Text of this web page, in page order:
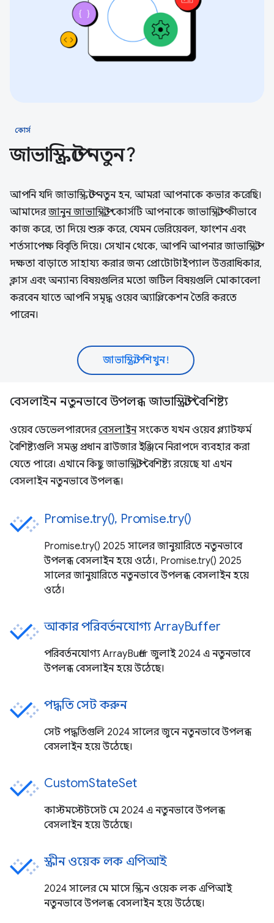
কোর্স
জাভাস্ক্রিপ্টে নতুন?
আপনি যদি জাভাস্ক্রিপ্টে নতুন হন, আমরা আপনাকে কভার করেছি।
আমাদেরজানুন জাভাস্ক্রিপ্টকোর্সটি আপনাকে জাভাস্ক্রিপ্ট কীভাবে
কাজ করে, তা দিয়ে শুরু করে, যেমন ভেরিয়েবল, ফাংশন এবং
শর্তসাপেক্ষ বিবৃতি দিয়ে। সেখান থেকে, আপনি আপনার জাভাস্ক্রিপ্ট
দক্ষতা বাড়াতে সাহায্য করার জন্য প্রোটোটাইপ্যাল ​​উত্তরাধিকার,
ক্লাস এবং অন্যান্য বিষয়গুলির মতো জটিল বিষয়গুলি মোকাবেলা
করবেন যাতে আপনি সমৃদ্ধ ওয়েব অ্যাপ্লিকেশন তৈরি করতে
পারেন।
জাভাস্ক্রিপ্ট শিখুন!
বেসলাইন নতুনভাবে উপলব্ধ জাভাস্ক্রিপ্ট বৈশিষ্ট্য
ওয়েব ডেভেলপারদেরবেসলাইনসংকেত যখন ওয়েব প্ল্যাটফর্ম
বৈশিষ্ট্যগুলি সমস্ত প্রধান ব্রাউজার ইঞ্জিনে নিরাপদে ব্যবহার করা
যেতে পারে। এখানে কিছু জাভাস্ক্রিপ্ট বৈশিষ্ট্য রয়েছে যা এখন
বেসলাইন নতুনভাবে উপলব্ধ।
Promise.try(), Promise.try()
Promise.try() 2025 সালের জানুয়ারিতে নতুনভাবে
উপলব্ধ বেসলাইন হয়ে ওঠে।, Promise.try() 2025
সালের জানুয়ারিতে নতুনভাবে উপলব্ধ বেসলাইন হয়ে
ওঠে।
আকার পরিবর্তনযোগ্য ArrayBuffer
পরিবর্তনযোগ্য ArrayBuffer জুলাই 2024 এ নতুনভাবে
উপলব্ধ বেসলাইন হয়ে উঠেছে।
পদ্ধতি সেট করুন
সেট পদ্ধতিগুলি 2024 সালের জুনে নতুনভাবে উপলব্ধ
বেসলাইন হয়ে উঠেছে।
CustomStateSet
কাস্টমস্টেটসেট মে 2024 এ নতুনভাবে উপলব্ধ
বেসলাইন হয়ে উঠেছে।
স্ক্রীন ওয়েক লক এপিআই
2024 সালের মে মাসে স্ক্রিন ওয়েক লক এপিআই
নতুনভাবে উপলব্ধ বেসলাইন হয়ে উঠেছে।